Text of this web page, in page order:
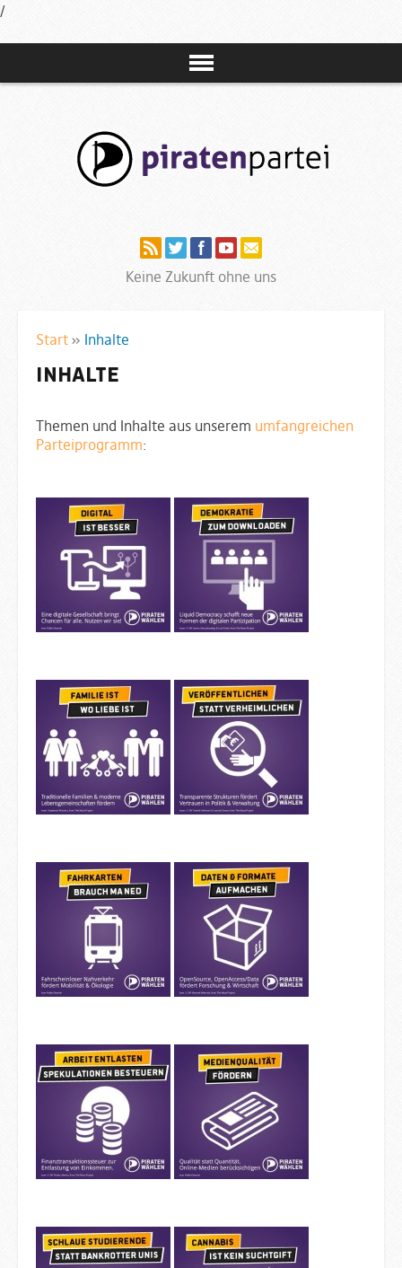
/
Keine Zukunft ohne uns
Start » Inhalte
Inhalte
Themen und Inhalte aus unserem umfangreichen
Parteiprogramm: